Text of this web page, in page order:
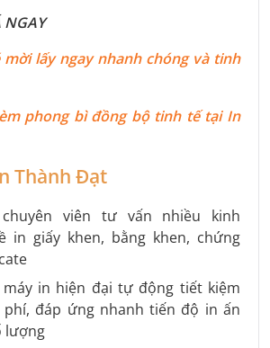
NGAY
mời lấy ngay nhanh chóng và tinh
phong bì đồng bộ tinh tế tại In
Thành Đạt
viên tư vấn nhiều kinh
in giấy khen, bằng khen, chứng
in hiện đại tự động tiết kiệm
đáp ứng nhanh tiến độ in ấn
lượng